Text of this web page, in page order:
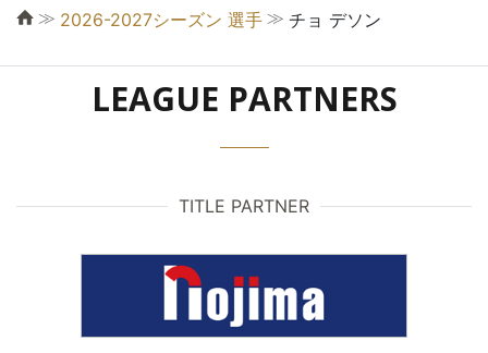
≫ 2026-2027シーズン 選手 ≫ チョ デソン
LEAGUE PARTNERS
TITLE PARTNER